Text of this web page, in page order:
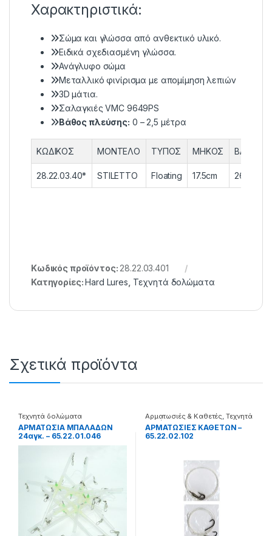
Χαρακτηριστικά:
Σώμα και γλώσσα από ανθεκτικό υλικό.
Ειδικά σχεδιασμένη γλώσσα.
Ανάγλυφο σώμα
Μεταλλικό φινίρισμα με απομίμηση λεπιών
3D μάτια.
Σαλαγκιές VMC 9649PS
Βάθος πλεύσης: 0 – 2,5 μέτρα
ΚΩΔΙΚΟΣ ΜΟΝΤΕΛΟ ΤΥΠΟΣ ΜΗΚΟΣ ΒΑΡΟΣ
28.22.03.40* STILETTO Floating 17.5cm 26gr
Κωδικός προϊόντος: 28.22.03.401
Κατηγορίες:Hard Lures Τεχνητά δολώματα
Σχετικά προϊόντα
Τεχνητά δολώματα
ΑΡΜΑΤΩΣΙΑ ΜΠΑΛΑΔΩΝ
24αγκ. – 65.22.01.046
Αρματωσιές & Καθετές Τεχνητά
δολώματα
ΑΡΜΑΤΩΣΙΕΣ ΚΑΘΕΤΩΝ –
65.22.02.102